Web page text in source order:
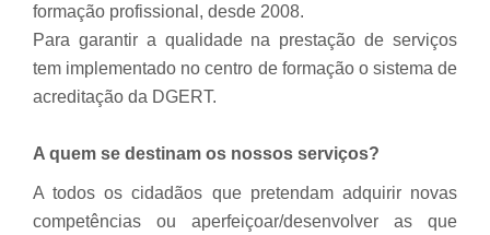
formação profissional, desde 2008.
Para garantir a qualidade na prestação de serviços
tem implementado no centro de formação o sistema de
acreditação da DGERT.
A quem se destinam os nossos serviços?
A todos os cidadãos que pretendam adquirir novas
competências ou aperfeiçoar/desenvolver as que